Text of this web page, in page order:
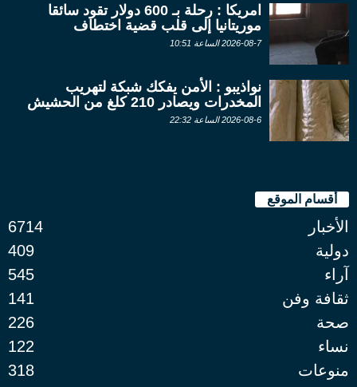
امريكا : رحلة بـ 600 دولار تقود سائقا
موريتانيا إلى قلب قضية اختطاف
2026-08-7 الساعة 10:51
نواذيبو : الأمن يفكك شبكة لتهريب
المخدرات ويصادر 210 كلغ من الحشيش
2026-08-6 الساعة 22:32
أقسام الموقع
الأخبار
6714
دولية
409
آراء
545
ثقافة وفن
141
صحة
226
نساء
122
منوعات
318